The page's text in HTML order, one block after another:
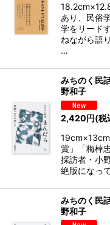
あり、民俗
学をリード
ねながら語
…
みちのく民
野和子
2,420円(税
賞」「梅棹
採訪者・小
絶版になっ
みちのく民
野和子